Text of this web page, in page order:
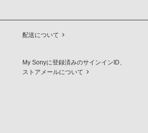
配送について
My Sonyに登録済みのサインインID、
ストアメールについて